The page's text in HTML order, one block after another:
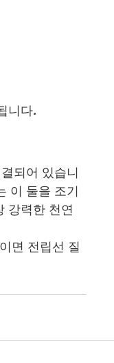
니다.
되어 있습니
이 둘을 조기
강력한 천연
면 전립선 질